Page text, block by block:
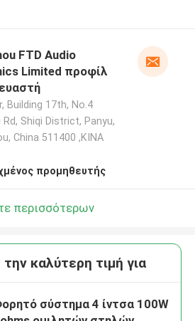
FTD Audio
Limited προφίλ
Building 17th, No.4
Shiqi District, Panyu,
China 511400 ,ΚΙΝΑ
προμηθευτής
περισσότερων
καλύτερη τιμή για
σύστημα 4 ίντσα 100W